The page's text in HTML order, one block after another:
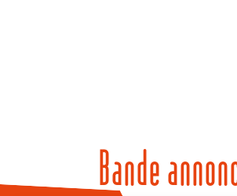
Bande